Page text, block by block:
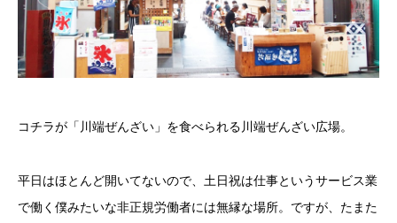
コチラが「川端ぜんざい」を食べられる川端ぜんざい広場。
平日はほとんど開いてないので、土日祝は仕事というサービス業
で働く僕みたいな非正規労働者には無縁な場所。ですが、たまた